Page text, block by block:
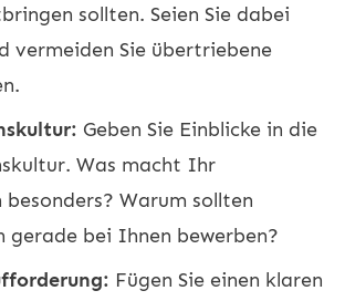
sollten. Seien Sie dabei
vermeiden Sie übertriebene
Geben Sie Einblicke in die
Was macht Ihr
besonders? Warum sollten
gerade bei Ihnen bewerben?
Fügen Sie einen klaren